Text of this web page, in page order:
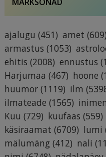
ajalugu (451) amet (609)
armastus (1053)
ehitis (2008) ennustus
Harjumaa (467) hoone
huumor (1119) ilm
ilmateade (1565)
Kuu (729) kuufaas (559)
käsiraamat (6709) lumi
mälumäng (412) nali